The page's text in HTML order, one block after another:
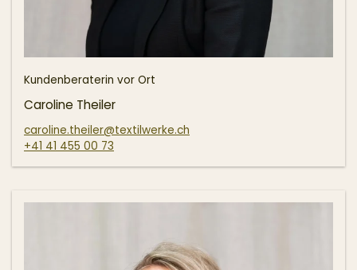
Kundenberaterin vor Ort
Caroline Theiler
caroline.theiler@textilwerke.ch
+41 41 455 00 73